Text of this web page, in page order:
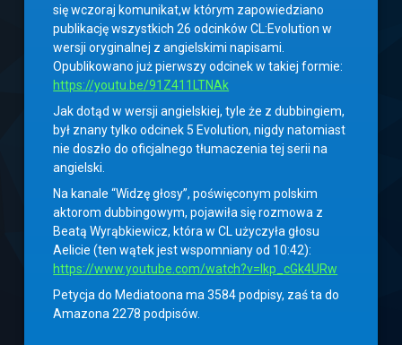
się wczoraj komunikat,w którym zapowiedziano
publikację wszystkich 26 odcinków CL:Evolution w
wersji oryginalnej z angielskimi napisami.
Opublikowano już pierwszy odcinek w takiej formie:
https://youtu.be/91Z411LTNAk
Jak dotąd w wersji angielskiej, tyle że z dubbingiem,
był znany tylko odcinek 5 Evolution, nigdy natomiast
nie doszło do oficjalnego tłumaczenia tej serii na
angielski.
Na kanale “Widzę głosy”, poświęconym polskim
aktorom dubbingowym, pojawiła się rozmowa z
Beatą Wyrąbkiewicz, która w CL użyczyła głosu
Aelicie (ten wątek jest wspomniany od 10:42):
https://www.youtube.com/watch?v=lkp_cGk4URw
Petycja do Mediatoona ma 3584 podpisy, zaś ta do
Amazona 2278 podpisów.